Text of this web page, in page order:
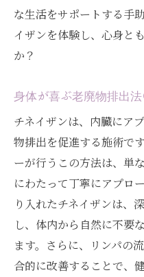
な生活をサポートする手
イザンを体験し、心身と
か？
身体が喜ぶ老廃物排出
チネイザンは、内臓にア
物排出を促進する施術で
ーが行うこの方法は、単
にわたって丁寧にアプロ
り入れたチネイザンは、
し、体内から自然に不要
ます。さらに、リンパの
合的に改善することで、